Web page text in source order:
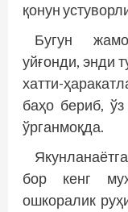
қонун
Бугун
уйғонди, энди
хатти-
баҳо бериб,
ўрганмоқда.
бор кенг
ошкоралик